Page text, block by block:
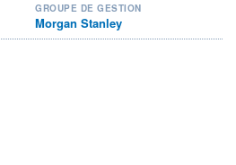
GROUPE DE GESTION
Morgan Stanley